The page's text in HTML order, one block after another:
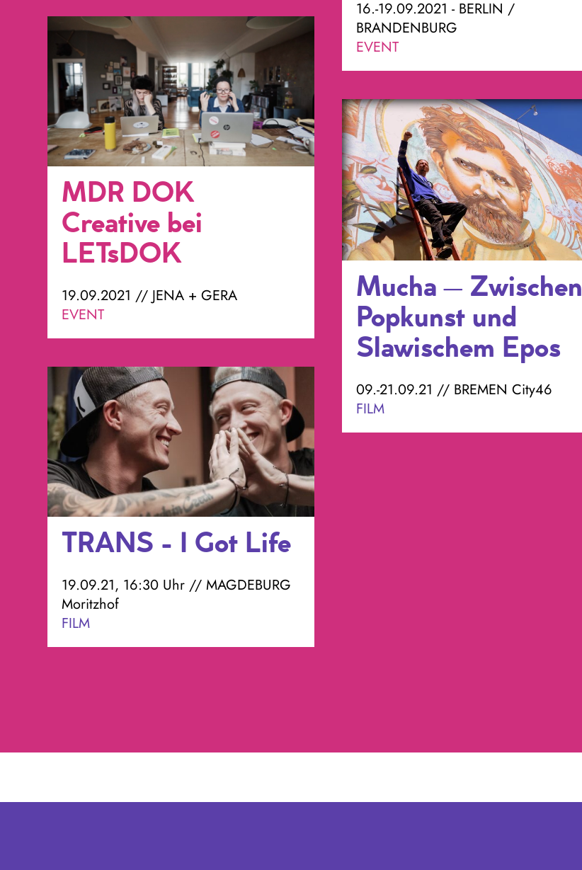
MDR DOK
Creative bei
LETsDOK
19.09.2021 // JENA + GERA
EVENT
16.-19.09.2021 - BERLIN /
BRANDENBURG
EVENT
TRANS - I Got Life
19.09.21, 16:30 Uhr // MAGDEBURG
Moritzhof
FILM
Mucha – Zwischen
Popkunst und
Slawischem Epos
09.-21.09.21 // BREMEN City46
FILM